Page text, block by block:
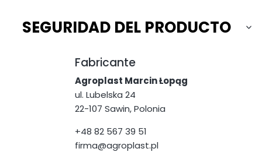
SEGURIDAD DEL PRODUCTO
Fabricante
Agroplast Marcin Łopąg
ul. Lubelska 24
22-107 Sawin, Polonia
+48 82 567 39 51
firma@agroplast.pl